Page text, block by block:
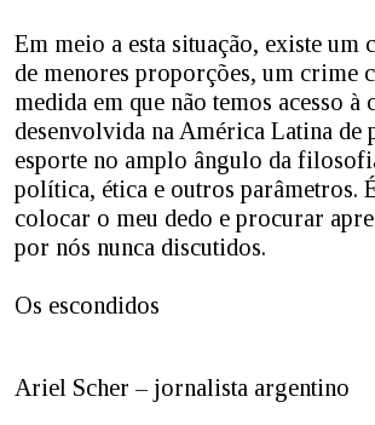
Em meio a esta situação, existe um
de menores proporções, um crime
medida em que não temos acesso à
desenvolvida na América Latina de
esporte no amplo ângulo da
política, ética e outros parâmetros.
colocar o meu dedo e procurar
por nós nunca discutidos.
Os escondidos
Ariel Scher – jornalista argentino